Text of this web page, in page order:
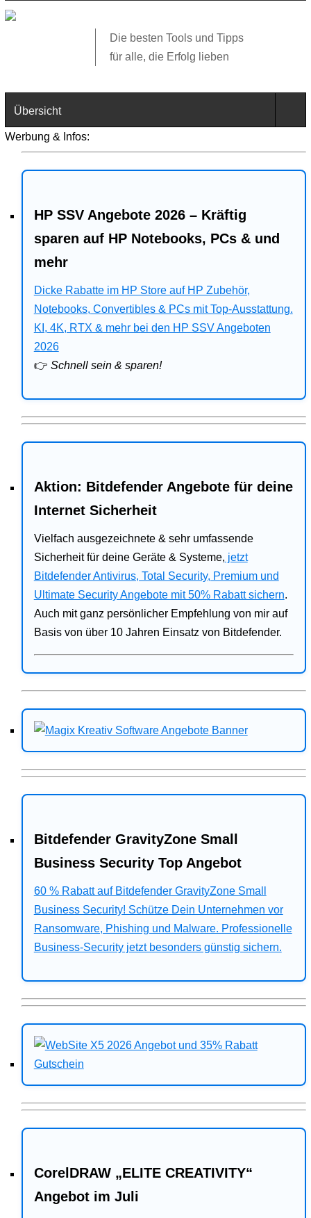
Die besten Tools und Tipps
für alle, die Erfolg lieben
Übersicht
Web
Business
Angebote
Bitdefender
Ratgeber
Werbung & Infos:
HP SSV Angebote 2026 – Kräftig
sparen auf HP Notebooks, PCs & und
mehr
Dicke Rabatte im HP Store auf HP Zubehör,
Notebooks, Convertibles & PCs mit Top-Ausstattung.
KI, 4K, RTX & mehr bei den HP SSV Angeboten
2026
👉 Schnell sein & sparen!
Aktion: Bitdefender Angebote für deine
Internet Sicherheit
Vielfach ausgezeichnete & sehr umfassende
Sicherheit für deine Geräte & Systeme, jetzt
Bitdefender Antivirus, Total Security, Premium und
Ultimate Security Angebote mit 50% Rabatt sichern.
Auch mit ganz persönlicher Empfehlung von mir auf
Basis von über 10 Jahren Einsatz von Bitdefender.
Bitdefender GravityZone Small
Business Security Top Angebot
60 % Rabatt auf Bitdefender GravityZone Small
Business Security! Schütze Dein Unternehmen vor
Ransomware, Phishing und Malware. Professionelle
Business-Security jetzt besonders günstig sichern.
CorelDRAW „ELITE CREATIVITY“
Angebot im Juli